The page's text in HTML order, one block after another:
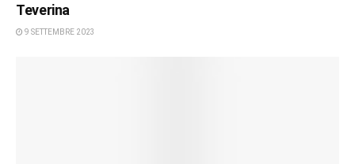
Teverina
9 SETTEMBRE 2023